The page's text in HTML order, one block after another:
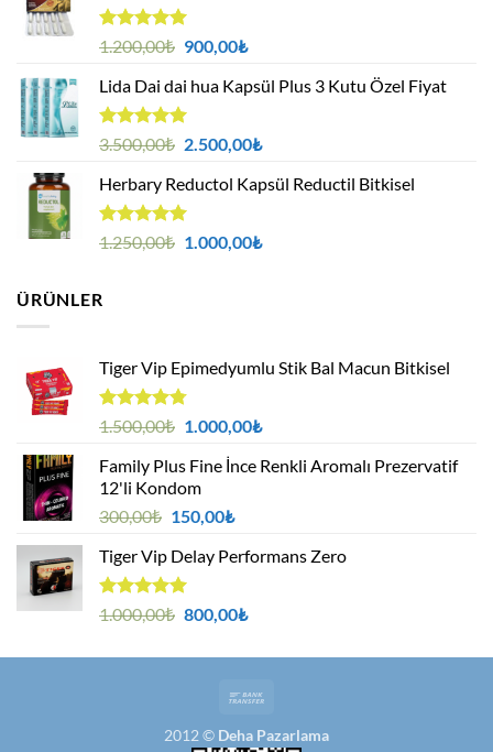
5 üzerinden
oy
aldı
1.200,00₺ Orijinal
1.200,00₺.
900,00₺Şu
fiyat:
Lida Dai dai hua Kapsül Plus 3 Kutu Özel Fiyat
5 üzerinden
oy
aldı
3.500,00₺ Orijinal
3.500,00₺.
2.500,00₺Şu
fiyat:
Herbary Reductol Kapsül Reductil Bitkisel
5 üzerinden
oy
1.250,00₺ Orijinal
1.000,00₺Şu
ÜRÜNLER
Tiger Vip Epimedyumlu Stik Bal Macun Bitkisel
5
üzerinden
4.75
oy
aldı
1.500,00₺ Orijinal
1.500,00₺.
1.000,00₺Şu
fiyat:
Family Plus Fine İnce Renkli Aromalı Prezervatif
12'li Kondom
300,00₺ Orijinal
300,00₺.
150,00₺Şu
fiyat:
Tiger Vip Delay Performans Zero
5 üzerinden
oy
1.000,00₺ Orijinal
1.000,00₺.
800,00₺Şu
fiyat:
2012 © Deha Pazarlama